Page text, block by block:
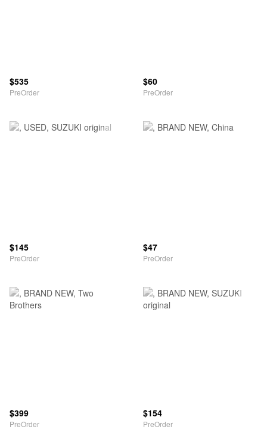
$535
PreOrder
$60
PreOrder
$145
PreOrder
$47
PreOrder
$399
PreOrder
$154
PreOrder